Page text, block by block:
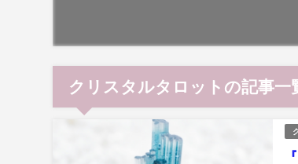
クリスタルタロットの記事一